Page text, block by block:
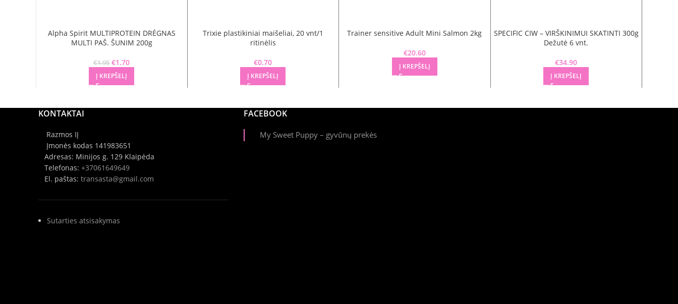
Alpha Spirit MULTIPROTEIN DRĖGNAS
MULTI PAŠ. ŠUNIM 200g
€1.95 Original price was: €1.95.
€1.70
Į KREPŠELĮ
Trixie plastikiniai maišeliai, 20 vnt/1
ritinėlis
€0.70
Į KREPŠELĮ
Trainer sensitive Adult Mini Salmon 2kg
€20.60
Į KREPŠELĮ
SPECIFIC CIW – VIRŠKINIMUI SKATINTI 300g
Dežutė 6 vnt.
€34.90
Į KREPŠELĮ
KONTAKTAI
Razmos IĮ
Įmonės kodas 141983651
Adresas: Minijos g. 129 Klaipėda
Telefonas: +37061649649
El. paštas: transasta@gmail.com
Sutarties atsisakymas
FACEBOOK
My Sweet Puppy – gyvūnų prekės